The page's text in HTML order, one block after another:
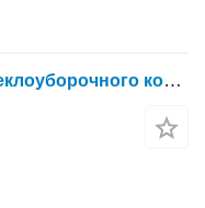
Дифференциал Holmer для свеклоуборочного комбайна